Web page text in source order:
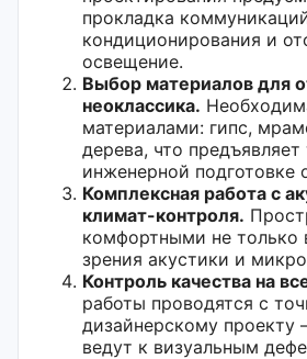
прокладка
кондиционирования и
освещение.
Выбор материалов для
неоклассика.
материалами: гипс,
дерева, что предъявляет
инженерной подготовке
Комплексная работа с
климат-контроля.
комфортными не только
зрения акустики и
Контроль качества на
работы проводятся с
дизайнерскому
ведут к визуальным